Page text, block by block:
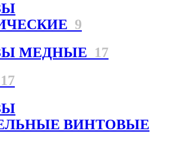
9
МЕДНЫЕ 17
17
ВИНТОВЫЕ